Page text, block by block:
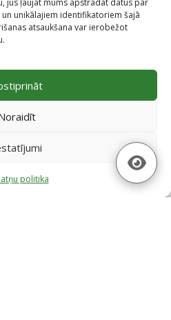
unikālajiem identifikatoriem šajā
atsaukšana var ierobežot
projektus